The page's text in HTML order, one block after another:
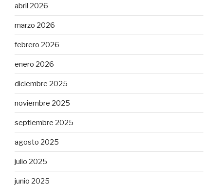
abril 2026
marzo 2026
febrero 2026
enero 2026
diciembre 2025
noviembre 2025
septiembre 2025
agosto 2025
julio 2025
junio 2025